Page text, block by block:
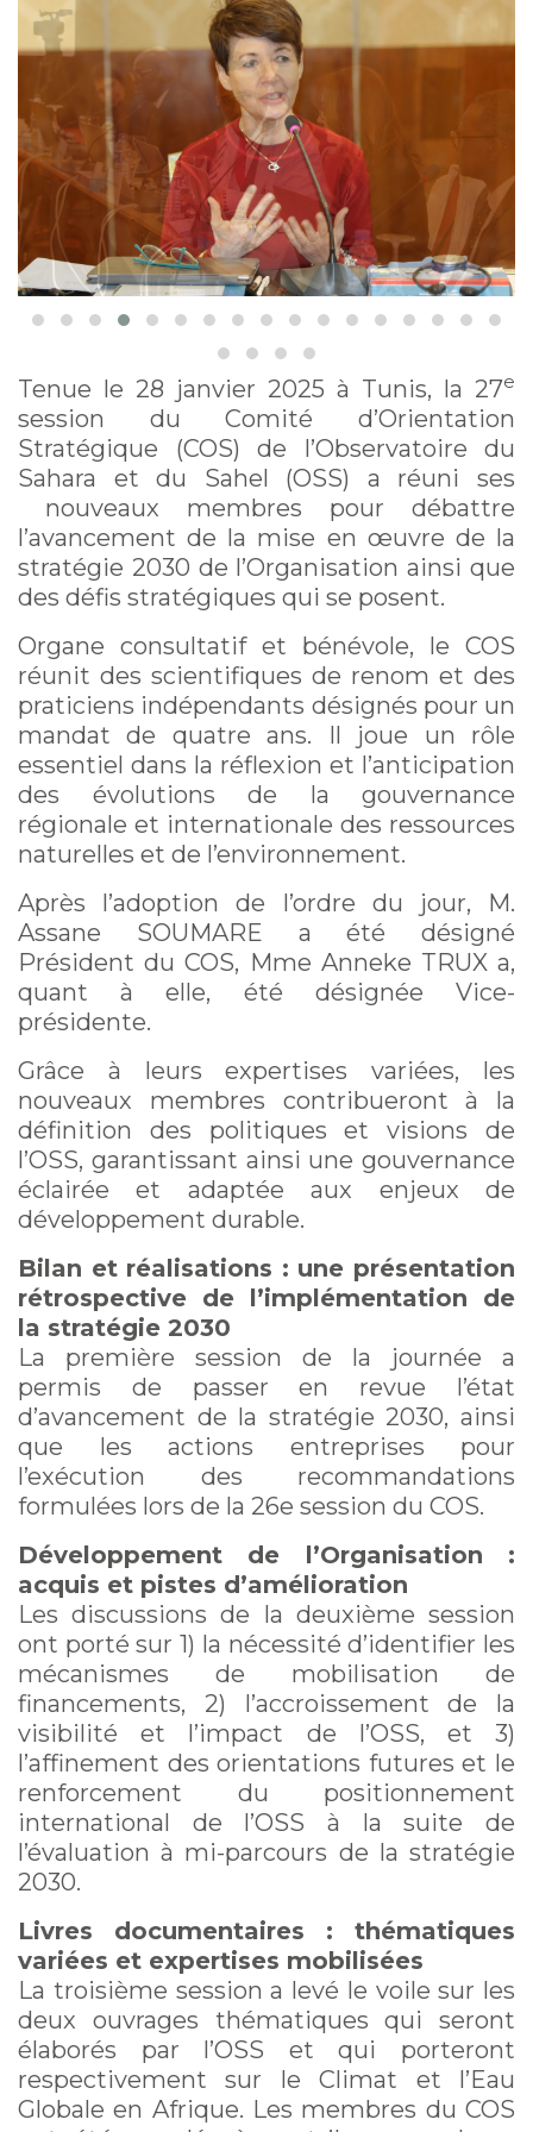
Tenue le 28 janvier 2025 à Tunis, la 27e
session du Comité d’Orientation
Stratégique (COS) de l’Observatoire du
Sahara et du Sahel (OSS) a réuni ses
nouveaux membres pour débattre
l’avancement de la mise en œuvre de la
stratégie 2030 de l’Organisation ainsi que
des défis stratégiques qui se posent.
Organe consultatif et bénévole, le COS
réunit des scientifiques de renom et des
praticiens indépendants désignés pour un
mandat de quatre ans. Il joue un rôle
essentiel dans la réflexion et l’anticipation
des évolutions de la gouvernance
régionale et internationale des ressources
naturelles et de l’environnement.
Après l’adoption de l’ordre du jour, M.
Assane SOUMARE a été désigné
Président du COS, Mme Anneke TRUX a,
quant à elle, été désignée Vice-
présidente.
Grâce à leurs expertises variées, les
nouveaux membres contribueront à la
définition des politiques et visions de
l’OSS, garantissant ainsi une gouvernance
éclairée et adaptée aux enjeux de
développement durable.
Bilan et réalisations : une présentation
rétrospective de l’implémentation de
la stratégie 2030
La première session de la journée a
permis de passer en revue l’état
d’avancement de la stratégie 2030, ainsi
que les actions entreprises pour
l’exécution des recommandations
formulées lors de la 26e session du COS.
Développement de l’Organisation :
acquis et pistes d’amélioration
Les discussions de la deuxième session
ont porté sur 1) la nécessité d’identifier les
mécanismes de mobilisation de
financements, 2) l’accroissement de la
visibilité et l’impact de l’OSS, et 3)
l’affinement des orientations futures et le
renforcement du positionnement
international de l’OSS à la suite de
l’évaluation à mi-parcours de la stratégie
2030.
Livres documentaires : thématiques
variées et expertises mobilisées
La troisième session a levé le voile sur les
deux ouvrages thématiques qui seront
élaborés par l’OSS et qui porteront
respectivement sur le Climat et l’Eau
Globale en Afrique. Les membres du COS